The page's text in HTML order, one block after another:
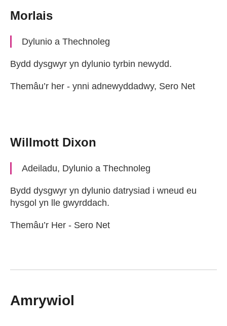
Morlais
Dylunio a Thechnoleg
Bydd dysgwyr yn dylunio tyrbin newydd.
Themâu’r her - ynni adnewyddadwy, Sero Net
Willmott Dixon
Adeiladu, Dylunio a Thechnoleg
Bydd dysgwyr yn dylunio datrysiad i wneud eu
hysgol yn lle gwyrddach.
Themâu’r Her - Sero Net
Amrywiol